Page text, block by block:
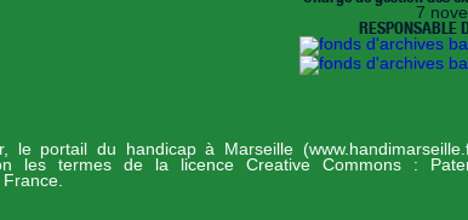
7
RESPONSABLE
le portail du handicap à Marseille
les termes de la licence Creative Commons :
France.